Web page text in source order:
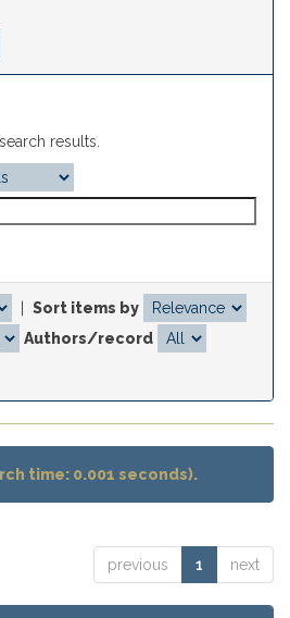
results.
Sort items by
Authors/record
time: 0.001 seconds).
previous 1 next